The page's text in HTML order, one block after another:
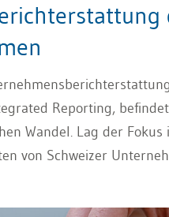
Reporting,
Wandel. Lag der Fokus
von Schweizer